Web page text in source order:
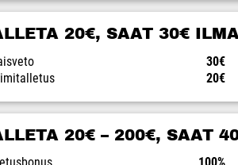
20€, SAAT 30€
30€
20€
20€ – 200€, SAAT